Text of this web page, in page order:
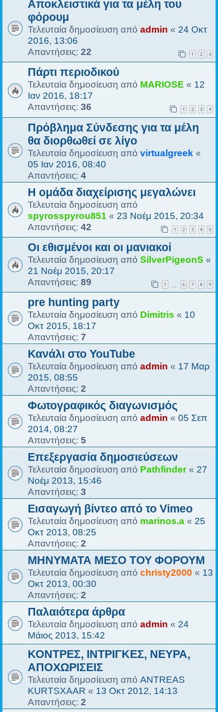
Αποκλειστικά για τα μέλη του
φόρουμ
Τελευταία δημοσίευση από admin « 24 Οκτ
2016, 13:06
Απαντήσεις: 22 1 2 3
Πάρτι περιοδικού
Τελευταία δημοσίευση από MARIOSE « 12
Ιαν 2016, 18:17
Απαντήσεις: 36 1 2 3 4
Πρόβλημα Σύνδεσης για τα μέλη
θα διορθωθεί σε λίγο
Τελευταία δημοσίευση από virtualgreek «
05 Ιαν 2016, 08:40
Απαντήσεις: 4
Η ομάδα διαχείρισης μεγαλώνει
Τελευταία δημοσίευση από
spyrosspyrou851 « 23 Νοέμ 2015, 20:34
Απαντήσεις: 42 1 2 3 4 5
Οι εθισμένοι και οι μανιακοί
Τελευταία δημοσίευση από SilverPigeonS «
21 Νοέμ 2015, 20:17
Απαντήσεις: 89 1 … 6 7 8 9
pre hunting party
Τελευταία δημοσίευση από Dimitris « 10
Οκτ 2015, 18:17
Απαντήσεις: 7
Κανάλι στο YouTube
Τελευταία δημοσίευση από admin « 17 Μαρ
2015, 08:55
Απαντήσεις: 2
Φωτογραφικός διαγωνισμός
Τελευταία δημοσίευση από admin « 05 Σεπ
2014, 08:27
Απαντήσεις: 5
Επεξεργασία δημοσιεύσεων
Τελευταία δημοσίευση από Pathfinder« 27
Νοέμ 2013, 15:46
Απαντήσεις: 3
Εισαγωγή βίντεο από το Vimeo
Τελευταία δημοσίευση από marinos.a « 25
Οκτ 2013, 08:25
Απαντήσεις: 2
ΜΗΝΥΜΑΤΑ ΜΕΣΟ ΤΟΥ ΦΟΡΟΥΜ
Τελευταία δημοσίευση από christy2000 « 13
Οκτ 2013, 00:30
Απαντήσεις: 2
Παλαιότερα άρθρα
Τελευταία δημοσίευση από admin « 24
Μάιος 2013, 15:42
ΚΟΝΤΡΕΣ, ΙΝΤΡΙΓΚΕΣ, ΝΕΥΡΑ,
ΑΠΟΧΩΡΙΣΕΙΣ
Τελευταία δημοσίευση από ANTREAS
KURTSXAAR « 13 Οκτ 2012, 14:13
Απαντήσεις: 2